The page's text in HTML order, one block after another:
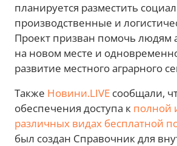
планируется разместить
производственные и
Проект призван помочь людям
на новом месте и
развитие местного аграрного
Также Новини.LIVE сообщали,
обеспечения доступа к полной
различных видах бесплатной
был создан Справочник для